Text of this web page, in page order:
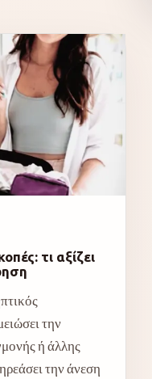
τι αξίζει
την
ή άλλης
την άνεση